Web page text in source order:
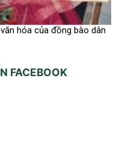
hóa của đồng bào dân
FACEBOOK